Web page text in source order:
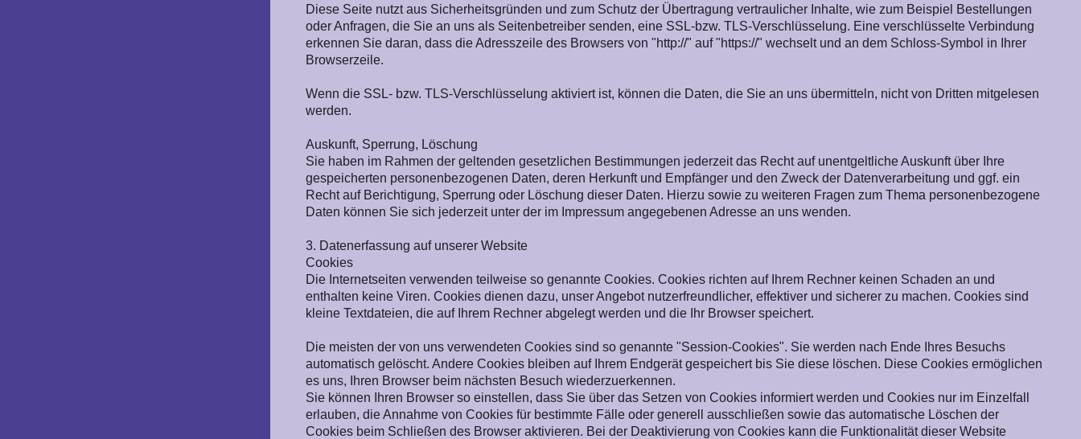
Diese Seite nutzt aus Sicherheitsgründen und zum Schutz der Übertragung vertraulicher Inhalte, wie zum Beispiel Bestellungen
oder Anfragen, die Sie an uns als Seitenbetreiber senden, eine SSL-bzw. TLS-Verschlüsselung. Eine verschlüsselte Verbindung
erkennen Sie daran, dass die Adresszeile des Browsers von "http://" auf "https://" wechselt und an dem Schloss-Symbol in Ihrer
Browserzeile.
Wenn die SSL- bzw. TLS-Verschlüsselung aktiviert ist, können die Daten, die Sie an uns übermitteln, nicht von Dritten mitgelesen
werden.
Auskunft, Sperrung, Löschung
Sie haben im Rahmen der geltenden gesetzlichen Bestimmungen jederzeit das Recht auf unentgeltliche Auskunft über Ihre
gespeicherten personenbezogenen Daten, deren Herkunft und Empfänger und den Zweck der Datenverarbeitung und ggf. ein
Recht auf Berichtigung, Sperrung oder Löschung dieser Daten. Hierzu sowie zu weiteren Fragen zum Thema personenbezogene
Daten können Sie sich jederzeit unter der im Impressum angegebenen Adresse an uns wenden.
3. Datenerfassung auf unserer Website
Cookies
Die Internetseiten verwenden teilweise so genannte Cookies. Cookies richten auf Ihrem Rechner keinen Schaden an und
enthalten keine Viren. Cookies dienen dazu, unser Angebot nutzerfreundlicher, effektiver und sicherer zu machen. Cookies sind
kleine Textdateien, die auf Ihrem Rechner abgelegt werden und die Ihr Browser speichert.
Die meisten der von uns verwendeten Cookies sind so genannte "Session-Cookies". Sie werden nach Ende Ihres Besuchs
automatisch gelöscht. Andere Cookies bleiben auf Ihrem Endgerät gespeichert bis Sie diese löschen. Diese Cookies ermöglichen
es uns, Ihren Browser beim nächsten Besuch wiederzuerkennen.
Sie können Ihren Browser so einstellen, dass Sie über das Setzen von Cookies informiert werden und Cookies nur im Einzelfall
erlauben, die Annahme von Cookies für bestimmte Fälle oder generell ausschließen sowie das automatische Löschen der
Cookies beim Schließen des Browser aktivieren. Bei der Deaktivierung von Cookies kann die Funktionalität dieser Website